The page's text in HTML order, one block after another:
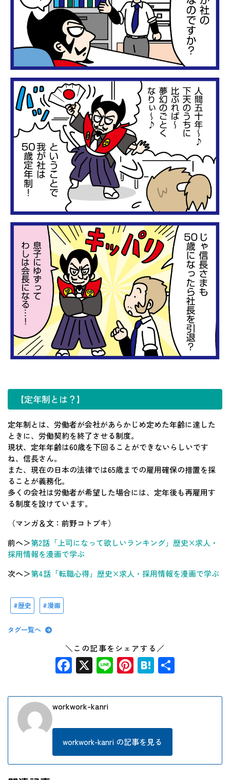
【定年制とは？】
定年制とは、労働者が会社があらかじめ定めた年齢に達した
ときに、労働契約を終了させる制度。
現状、定年年齢は60歳を下回ることができないらしいです
ね、信長さん。
また、現在の日本の法律では65歳までの雇用確保の措置を採
ることが義務化。
多くの会社は労働者が希望した場合には、定年後も再雇用す
る制度を設けています。
（マンガ＆文：前野コトブキ）
前へ＞第2話「上司になって欲しいランキング」歴史×求人・
採用情報を漫画で学ぶ
次へ＞第4話「転職心得」歴史×求人・採用情報を漫画で学ぶ
歴史 漫画
タグ一覧へ
＼この記事をシェアする／
Facebook
X LinePinterest
Hatena
workwork-kanri
workwork-kanri の記事を見る